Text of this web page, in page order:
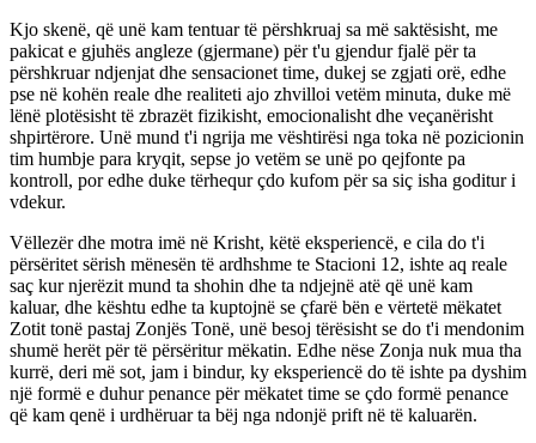
Kjo skenë, që unë kam tentuar të përshkruaj sa më saktësisht, me
pakicat e gjuhës angleze (gjermane) për t'u gjendur fjalë për ta
përshkruar ndjenjat dhe sensacionet time, dukej se zgjati orë, edhe
pse në kohën reale dhe realiteti ajo zhvilloi vetëm minuta, duke më
lënë plotësisht të zbrazët fizikisht, emocionalisht dhe veçanërisht
shpirtërore. Unë mund t'i ngrija me vështirësi nga toka në pozicionin
tim humbje para kryqit, sepse jo vetëm se unë po qejfonte pa
kontroll, por edhe duke tërhequr çdo kufom për sa siç isha goditur i
vdekur.
Vëllezër dhe motra imë në Krisht, këtë eksperiencë, e cila do t'i
përsëritet sërish mënesën të ardhshme te Stacioni 12, ishte aq reale
saç kur njerëzit mund ta shohin dhe ta ndjejnë atë që unë kam
kaluar, dhe kështu edhe ta kuptojnë se çfarë bën e vërtetë mëkatet
Zotit tonë pastaj Zonjës Tonë, unë besoj tërësisht se do t'i mendonim
shumë herët për të përsëritur mëkatin. Edhe nëse Zonja nuk mua tha
kurrë, deri më sot, jam i bindur, ky eksperiencë do të ishte pa dyshim
një formë e duhur penance për mëkatet time se çdo formë penance
që kam qenë i urdhëruar ta bëj nga ndonjë prift në të kaluarën.